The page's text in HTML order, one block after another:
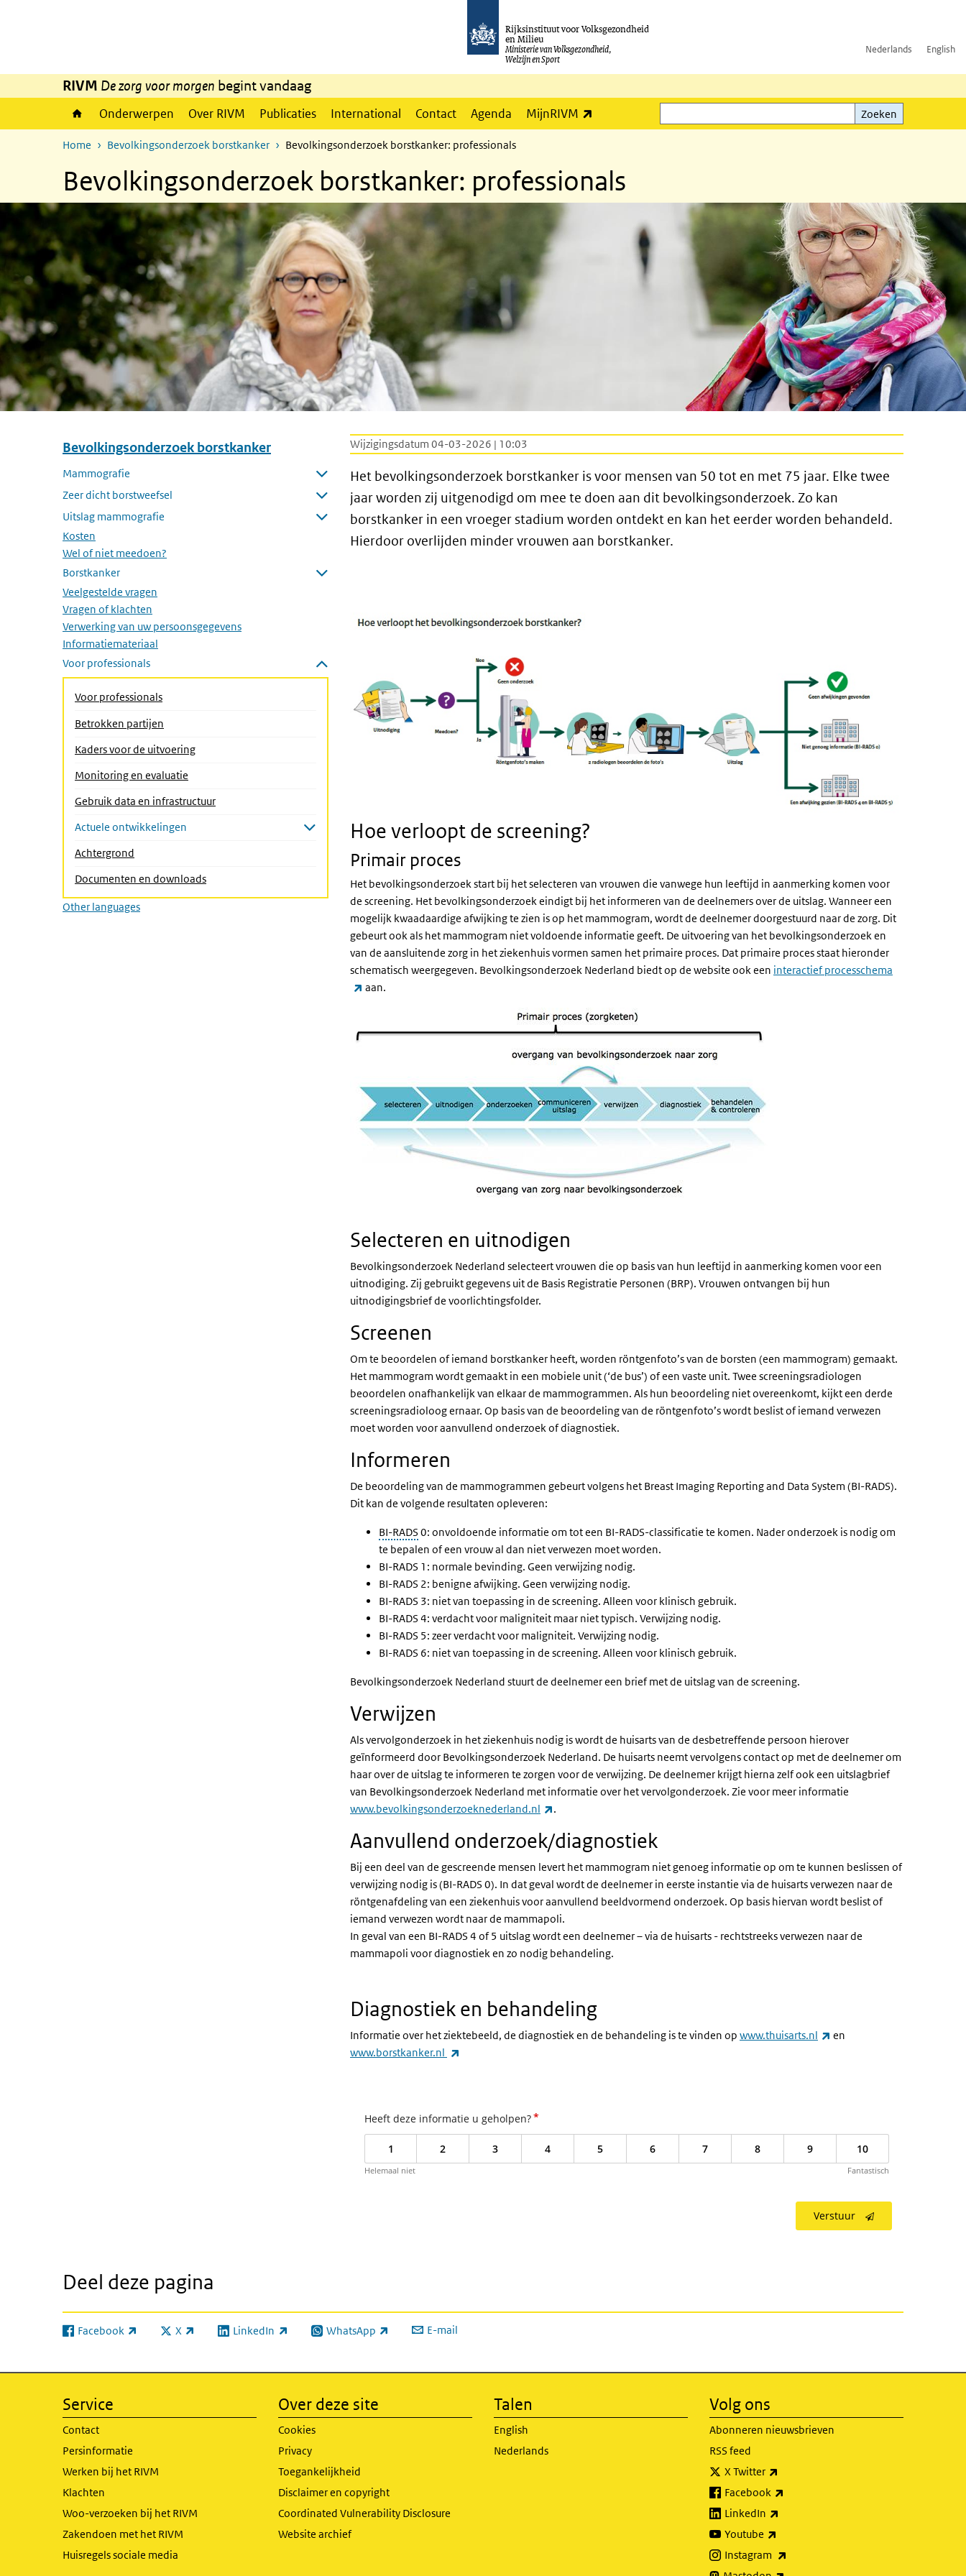
Rijksinstituut voor Volksgezondheid
en Milieu
Ministerie van Volksgezondheid,
Welzijn en Sport
Nederlands English
RIVM De zorg voor morgen begint vandaag
Onderwerpen Over RIVM Publicaties International Contact Agenda MijnRIVM
Zoeken
Zoeken
Home Bevolkingsonderzoek borstkanker Bevolkingsonderzoek borstkanker: professionals
Bevolkingsonderzoek borstkanker: professionals
Overslaan menu Bevolkingsonderzoek borstkanker
Bevolkingsonderzoek borstkanker
Mammografie
Submenu openen
Zeer dicht borstweefsel
Submenu openen
Uitslag mammografie
Submenu openen
Kosten
Wel of niet meedoen?
Borstkanker
Submenu openen
Veelgestelde vragen
Vragen of klachten
Verwerking van uw persoonsgegevens
Informatiemateriaal
Voor professionals
Submenu sluiten
Voor professionals(Actieve pagina)
Betrokken partijen
Kaders voor de uitvoering
Monitoring en evaluatie
Gebruik data en infrastructuur
Actuele ontwikkelingen
Achtergrond
Documenten en downloads
Other languages
Wijzigingsdatum 04-03-2026 | 10:03
Het bevolkingsonderzoek borstkanker is voor mensen van 50 tot en met 75 jaar. Elke twee
jaar worden zij uitgenodigd om mee te doen aan dit bevolkingsonderzoek. Zo kan
borstkanker in een vroeger stadium worden ontdekt en kan het eerder worden behandeld.
Hierdoor overlijden minder vrouwen aan borstkanker.
Hoe verloopt de screening?
Primair proces
Het bevolkingsonderzoek start bij het selecteren van vrouwen die vanwege hun leeftijd in aanmerking komen voor
de screening. Het bevolkingsonderzoek eindigt bij het informeren van de deelnemers over de uitslag. Wanneer een
mogelijk kwaadaardige afwijking te zien is op het mammogram, wordt de deelnemer doorgestuurd naar de zorg. Dit
gebeurt ook als het mammogram niet voldoende informatie geeft. De uitvoering van het bevolkingsonderzoek en
van de aansluitende zorg in het ziekenhuis vormen samen het primaire proces. Dat primaire proces staat hieronder
schematisch weergegeven. Bevolkingsonderzoek Nederland biedt op de website ook een interactief processchema
(externe link)
aan.
Selecteren en uitnodigen
Bevolkingsonderzoek Nederland selecteert vrouwen die op basis van hun leeftijd in aanmerking komen voor een
uitnodiging. Zij gebruikt gegevens uit de Basis Registratie Personen (BRP). Vrouwen ontvangen bij hun
uitnodigingsbrief de voorlichtingsfolder.
Screenen
Om te beoordelen of iemand borstkanker heeft, worden röntgenfoto’s van de borsten (een mammogram) gemaakt.
Het mammogram wordt gemaakt in een mobiele unit (‘de bus’) of een vaste unit. Twee screeningsradiologen
beoordelen onafhankelijk van elkaar de mammogrammen. Als hun beoordeling niet overeenkomt, kijkt een derde
screeningsradioloog ernaar. Op basis van de beoordeling van de röntgenfoto’s wordt beslist of iemand verwezen
moet worden voor aanvullend onderzoek of diagnostiek.
Informeren
De beoordeling van de mammogrammen gebeurt volgens het Breast Imaging Reporting and Data System (BI-RADS).
Dit kan de volgende resultaten opleveren:
BI-RADS 0: onvoldoende informatie om tot een BI-RADS-classificatie te komen. Nader onderzoek is nodig om
te bepalen of een vrouw al dan niet verwezen moet worden.
BI-RADS 1: normale bevinding. Geen verwijzing nodig.
BI-RADS 2: benigne afwijking. Geen verwijzing nodig.
BI-RADS 3: niet van toepassing in de screening. Alleen voor klinisch gebruik.
BI-RADS 4: verdacht voor maligniteit maar niet typisch. Verwijzing nodig.
BI-RADS 5: zeer verdacht voor maligniteit. Verwijzing nodig.
BI-RADS 6: niet van toepassing in de screening. Alleen voor klinisch gebruik.
Bevolkingsonderzoek Nederland stuurt de deelnemer een brief met de uitslag van de screening.
Verwijzen
Als vervolgonderzoek in het ziekenhuis nodig is wordt de huisarts van de desbetreffende persoon hierover
geïnformeerd door Bevolkingsonderzoek Nederland. De huisarts neemt vervolgens contact op met de deelnemer om
haar over de uitslag te informeren te zorgen voor de verwijzing. De deelnemer krijgt hierna zelf ook een uitslagbrief
van Bevolkingsonderzoek Nederland met informatie over het vervolgonderzoek. Zie voor meer informatie
www.bevolkingsonderzoeknederland.nl
.
Aanvullend onderzoek/diagnostiek
Bij een deel van de gescreende mensen levert het mammogram niet genoeg informatie op om te kunnen beslissen of
verwijzing nodig is (BI-RADS 0). In dat geval wordt de deelnemer in eerste instantie via de huisarts verwezen naar de
röntgenafdeling van een ziekenhuis voor aanvullend beeldvormend onderzoek. Op basis hiervan wordt beslist of
iemand verwezen wordt naar de mammapoli.
In geval van een BI-RADS 4 of 5 uitslag wordt een deelnemer – via de huisarts - rechtstreeks verwezen naar de
mammapoli voor diagnostiek en zo nodig behandeling.
Diagnostiek en behandeling
Informatie over het ziektebeeld, de diagnostiek en de behandeling is te vinden op www.thuisarts.nl (externe link)
en
www.borstkanker.nl
Heeft deze informatie u geholpen?*
1 2 3 4 5 6 7 8 9 10
Helemaal niet Fantastisch
Verstuur
Deel deze pagina
Facebook
(externe link) X
(externe link) LinkedIn
(externe link) WhatsApp
(externe link) E-mail
Service
Contact
Persinformatie
Werken bij het RIVM
Klachten
Woo-verzoeken bij het RIVM
Zakendoen met het RIVM
Huisregels sociale media
Over deze site
Cookies
Privacy
Toegankelijkheid
Disclaimer en copyright
Coordinated Vulnerability Disclosure
Website archief
Talen
English
Nederlands
Volg ons
Abonneren nieuwsbrieven
RSS feed
X Twitter
Facebook
LinkedIn
Youtube
Instagram